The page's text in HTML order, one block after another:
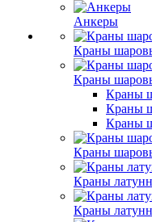
Анкеры
Краны
Краны
Краны
Краны
Краны
Краны
Краны
Краны